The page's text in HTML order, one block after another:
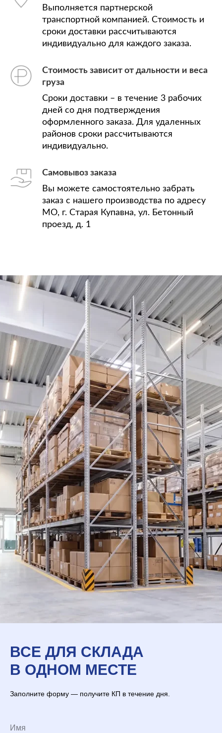
Выполняется партнерской
транспортной компанией. Стоимость и
сроки доставки рассчитываются
индивидуально для каждого заказа.
Стоимость зависит от дальности и веса
груза
Сроки доставки – в течение 3 рабочих
дней со дня подтверждения
оформленного заказа. Для удаленных
районов сроки рассчитываются
индивидуально.
Самовывоз заказа
Вы можете самостоятельно забрать
заказ с нашего производства по адресу
МО, г. Старая Купавна, ул. Бетонный
проезд, д. 1
ВСЕ ДЛЯ СКЛАДА
В ОДНОМ МЕСТЕ
Заполните форму — получите КП в течение дня.